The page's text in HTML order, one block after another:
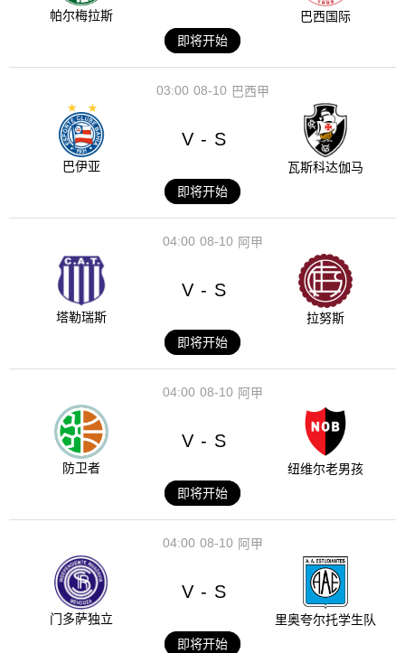
帕尔梅拉斯
巴西国际
即将开始
08-10
03:00 巴西甲
巴伊亚
V - S
瓦斯科达伽马
即将开始
08-10
04:00 阿甲
塔勒瑞斯
V - S
拉努斯
即将开始
08-10
04:00 阿甲
防卫者
V - S
纽维尔老男孩
即将开始
08-10
04:00 阿甲
门多萨独立
V - S
里奥夸尔托学生队
即将开始